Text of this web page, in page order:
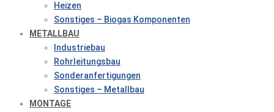
Heizen
Sonstiges – Biogas Komponenten
METALLBAU
Industriebau
Rohrleitungsbau
Sonderanfertigungen
Sonstiges – Metallbau
MONTAGE